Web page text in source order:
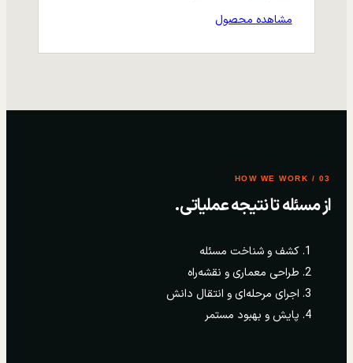
مشاهده محصول
03 / HOW WE WORK
از مسئله تا نتیجه عملیاتی.
کشف و شناخت مسئله
طراحی معماری و نقشه‌راه
اجرای مرحله‌ای و انتقال دانش
پایش و بهبود مستمر